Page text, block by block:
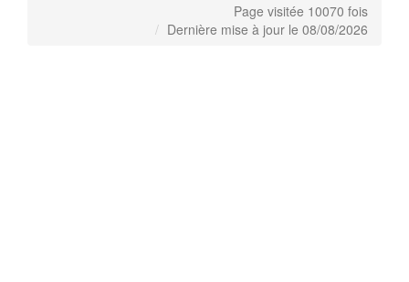
Page visitée 10070 fois
Dernière mise à jour le 08/08/2026